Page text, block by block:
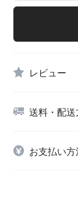
レビュー
送料・配送
お支払い